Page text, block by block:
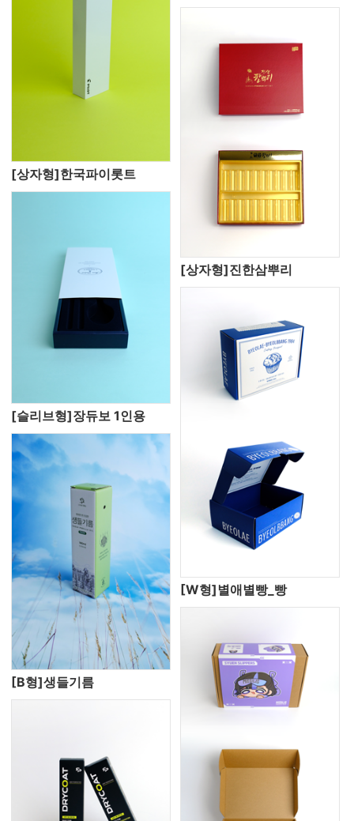
[상자형]한국파이롯트
[슬리브형]장듀보 1인용
[상자형]진한삼뿌리
[B형]생들기름
[W형]별애별빵_빵